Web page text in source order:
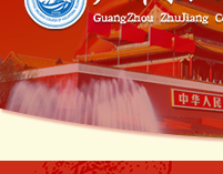
广州华立科技职业学院思政课教